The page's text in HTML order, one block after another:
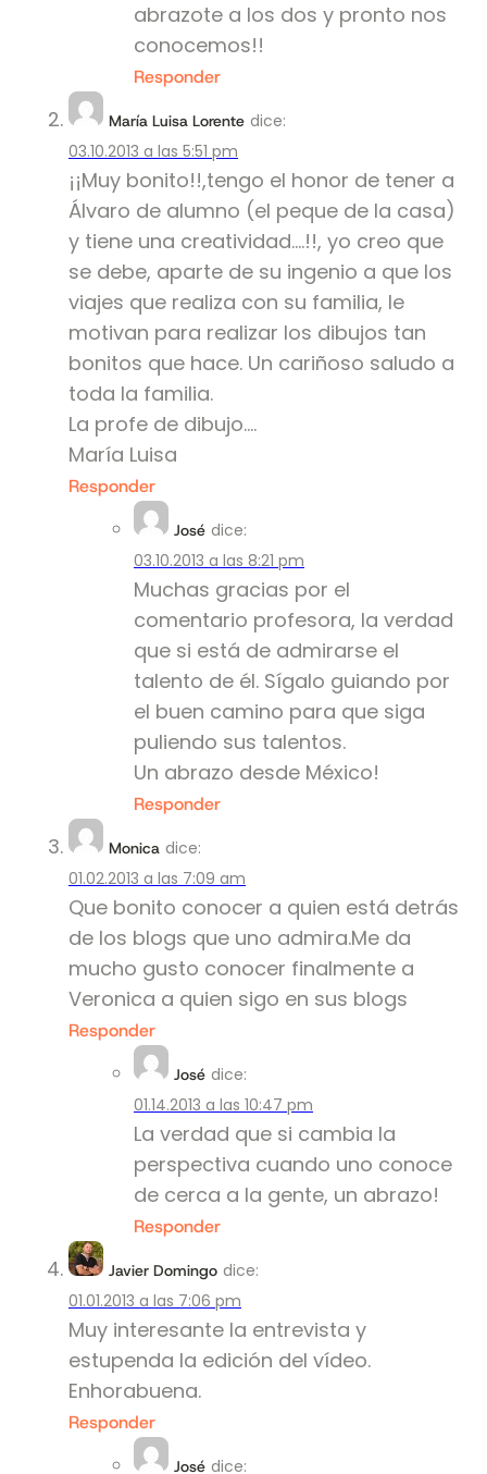
abrazote a los dos y pronto nos
conocemos!!
Responder
María Luisa Lorente dice:
03.10.2013 a las 5:51 pm
¡¡Muy bonito!!,tengo el honor de tener a
Álvaro de alumno (el peque de la casa)
y tiene una creatividad….!!, yo creo que
se debe, aparte de su ingenio a que los
viajes que realiza con su familia, le
motivan para realizar los dibujos tan
bonitos que hace. Un cariñoso saludo a
toda la familia.
La profe de dibujo….
María Luisa
Responder
José dice:
03.10.2013 a las 8:21 pm
Muchas gracias por el
comentario profesora, la verdad
que si está de admirarse el
talento de él. Sígalo guiando por
el buen camino para que siga
puliendo sus talentos.
Un abrazo desde México!
Responder
Monica dice:
01.02.2013 a las 7:09 am
Que bonito conocer a quien está detrás
de los blogs que uno admira.Me da
mucho gusto conocer finalmente a
Veronica a quien sigo en sus blogs
Responder
José dice:
01.14.2013 a las 10:47 pm
La verdad que si cambia la
perspectiva cuando uno conoce
de cerca a la gente, un abrazo!
Responder
Javier Domingo dice:
01.01.2013 a las 7:06 pm
Muy interesante la entrevista y
estupenda la edición del vídeo.
Enhorabuena.
Responder
José dice: